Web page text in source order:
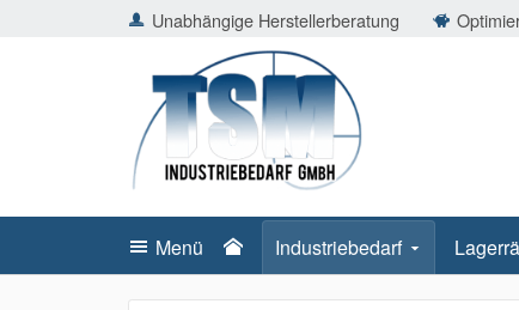
Unabhängige Herstellerberatung
schließen
Suche
Menü Industriebedarf